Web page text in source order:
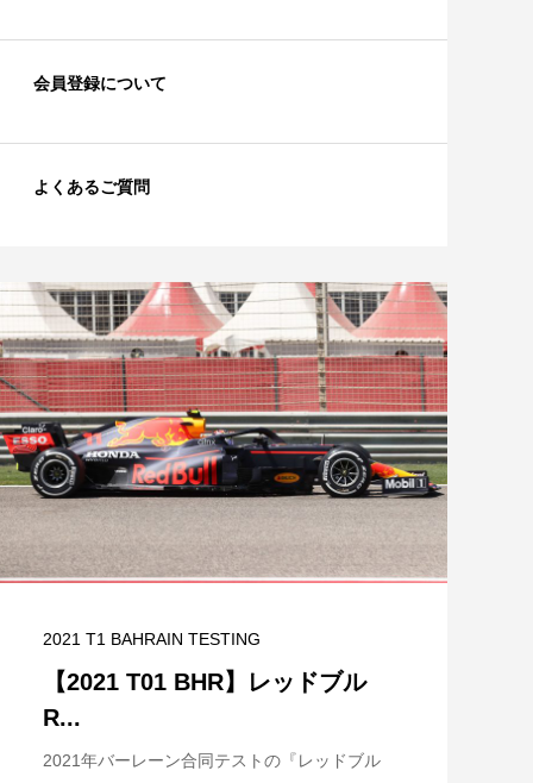
会員登録について
よくあるご質問
2021 T1 BAHRAIN TESTING
【2021 T01 BHR】レッドブル
R...
2021年バーレーン合同テストの『レッドブル